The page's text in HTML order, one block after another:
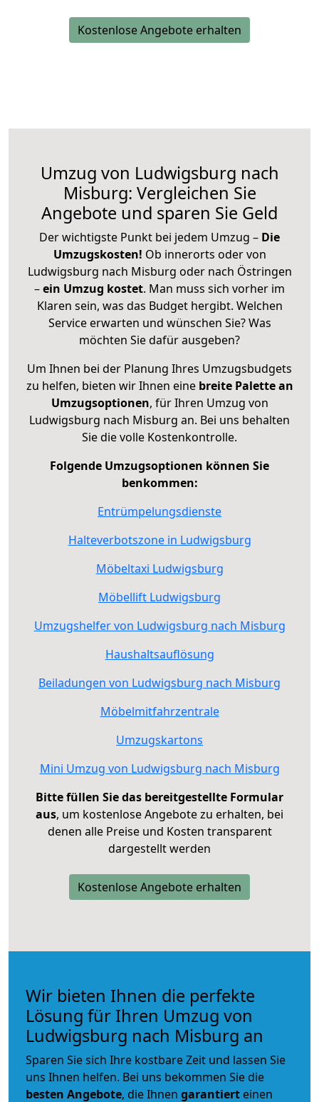
Kostenlose Angebote erhalten
Umzug von Ludwigsburg nach
Misburg: Vergleichen Sie
Angebote und sparen Sie Geld
Der wichtigste Punkt bei jedem Umzug – Die
Umzugskosten! Ob innerorts oder von
Ludwigsburg nach Misburg oder nach Östringen
–ein Umzug kostet. Man muss sich vorher im
Klaren sein, was das Budget hergibt. Welchen
Service erwarten und wünschen Sie? Was
möchten Sie dafür ausgeben?
Um Ihnen bei der Planung Ihres Umzugsbudgets
zu helfen, bieten wir Ihnen eine breite Palette an
Umzugsoptionen, für Ihren Umzug von
Ludwigsburg nach Misburg an. Bei uns behalten
Sie die volle Kostenkontrolle.
Folgende Umzugsoptionen können Sie
benkommen:
Entrümpelungsdienste
Halteverbotszone in Ludwigsburg
Möbeltaxi Ludwigsburg
Möbellift Ludwigsburg
Umzugshelfer von Ludwigsburg nach Misburg
Haushaltsauflösung
Beiladungen von Ludwigsburg nach Misburg
Möbelmitfahrzentrale
Umzugskartons
Mini Umzug von Ludwigsburg nach Misburg
Bitte füllen Sie das bereitgestellte Formular
aus, um kostenlose Angebote zu erhalten, bei
denen alle Preise und Kosten transparent
dargestellt werden
Kostenlose Angebote erhalten
Wir bieten Ihnen die perfekte
Lösung für Ihren Umzug von
Ludwigsburg nach Misburg an
Sparen Sie sich Ihre kostbare Zeit und lassen Sie
uns Ihnen helfen. Bei uns bekommen Sie die
besten Angebote, die Ihnen garantiert einen